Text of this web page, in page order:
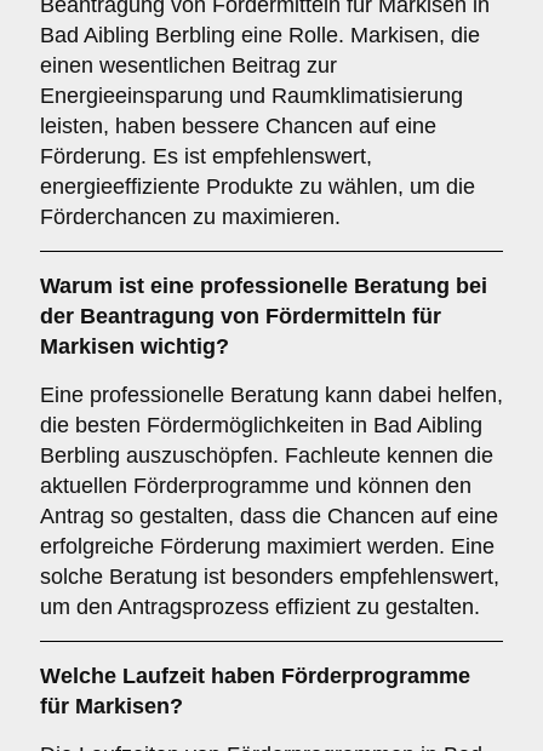
Beantragung von Fördermitteln für Markisen in
Bad Aibling Berbling eine Rolle. Markisen, die
einen wesentlichen Beitrag zur
Energieeinsparung und Raumklimatisierung
leisten, haben bessere Chancen auf eine
Förderung. Es ist empfehlenswert,
energieeffiziente Produkte zu wählen, um die
Förderchancen zu maximieren.
Warum ist eine professionelle Beratung bei
der Beantragung von Fördermitteln für
Markisen wichtig?
Eine professionelle Beratung kann dabei helfen,
die besten Fördermöglichkeiten in Bad Aibling
Berbling auszuschöpfen. Fachleute kennen die
aktuellen Förderprogramme und können den
Antrag so gestalten, dass die Chancen auf eine
erfolgreiche Förderung maximiert werden. Eine
solche Beratung ist besonders empfehlenswert,
um den Antragsprozess effizient zu gestalten.
Welche Laufzeit haben Förderprogramme
für Markisen?